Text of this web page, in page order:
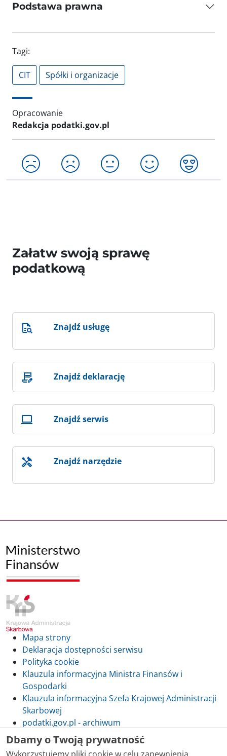
Podstawa prawna
Tagi:
CIT Spółki i organizacje
Opracowanie
Redakcja podatki.gov.pl
Załatw swoją sprawę
podatkową
Znajdź usługę
Znajdź deklarację
Znajdź serwis
Znajdź narzędzie
Mapa strony
Deklaracja dostępności serwisu
Polityka cookie
Klauzula informacyjna Ministra Finansów i
Gospodarki
Klauzula informacyjna Szefa Krajowej Administracji
Skarbowej
podatki.gov.pl - archiwum
Dbamy o Twoją prywatność